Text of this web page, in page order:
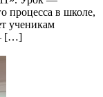
процесса в школе,
ученикам
– […]